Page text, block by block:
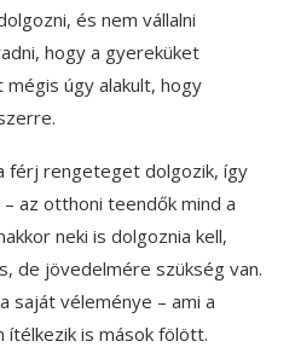
és nem vállalni
hogy a gyereküket
úgy alakult, hogy
férj rengeteget dolgozik, így
az otthoni teendők mind a
neki is dolgoznia kell,
de jövedelmére szükség van.
saját véleménye – ami a
ítélkezik is mások fölött.